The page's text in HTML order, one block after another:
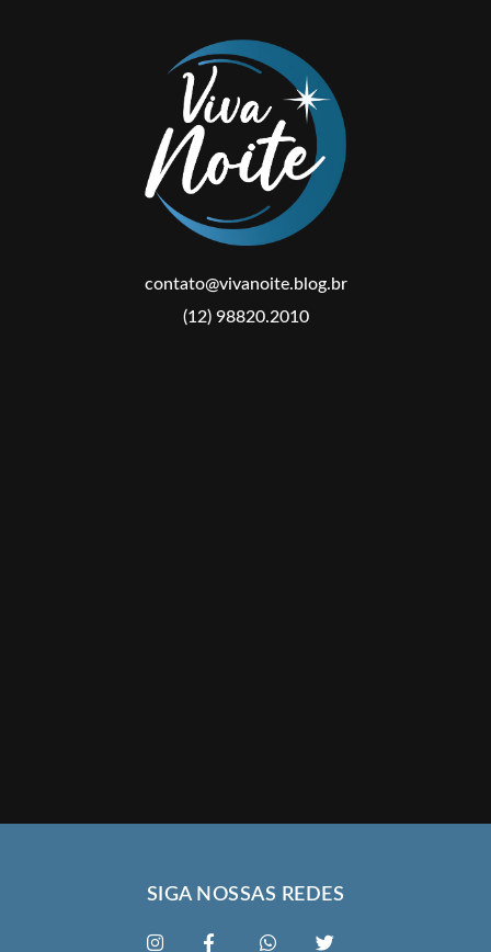
contato@vivanoite.blog.br
(12) 98820.2010
SIGA NOSSAS REDES